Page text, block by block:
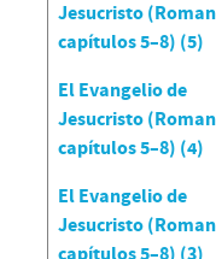
Jesucristo
capítulos 5–8) (5)
El Evangelio de
Jesucristo
capítulos 5–8) (4)
El Evangelio de
Jesucristo
capítulos 5–8) (3)